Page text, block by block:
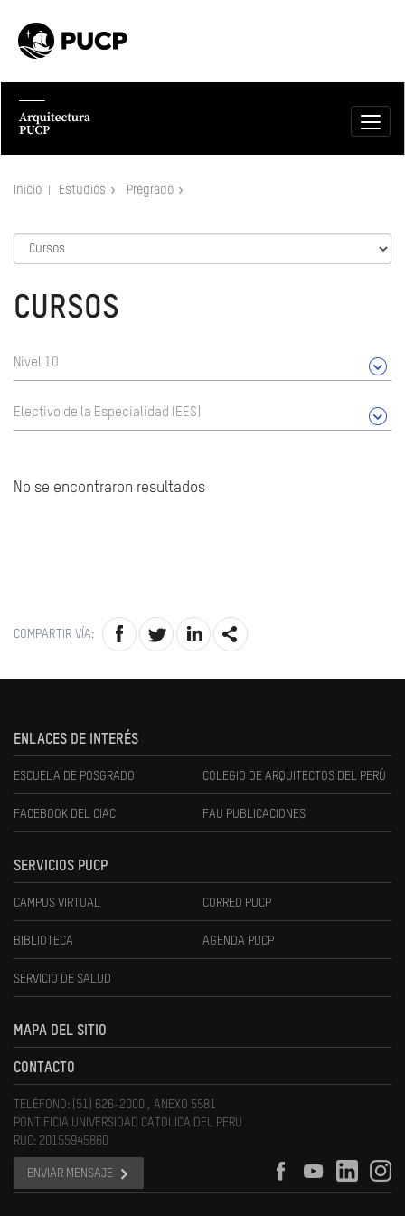
Inicio Estudios Pregrado
CURSOS
Nivel 10
Electivo de la Especialidad (EES)
No se encontraron resultados
COMPARTIR VÍA:
ENLACES DE INTERÉS
ESCUELA DE POSGRADO COLEGIO DE ARQUITECTOS DEL PERÚ
FACEBOOK DEL CIAC FAU PUBLICACIONES
SERVICIOS PUCP
CAMPUS VIRTUAL CORREO PUCP
BIBLIOTECA AGENDA PUCP
SERVICIO DE SALUD
MAPA DEL SITIO
CONTACTO
TELÉFONO: (51) 626-2000 , ANEXO 5581
PONTIFICIA UNIVERSIDAD CATOLICA DEL PERU
RUC: 20155945860
ENVIAR MENSAJE